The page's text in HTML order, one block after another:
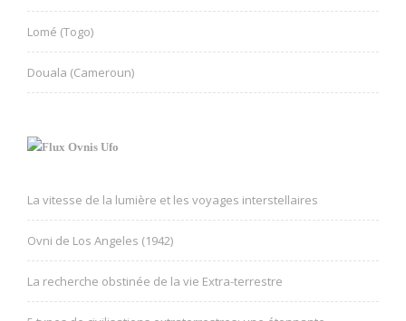
Lomé (Togo)
Douala (Cameroun)
Ovnis Ufo
La vitesse de la lumière et les voyages interstellaires
Ovni de Los Angeles (1942)
La recherche obstinée de la vie Extra-terrestre